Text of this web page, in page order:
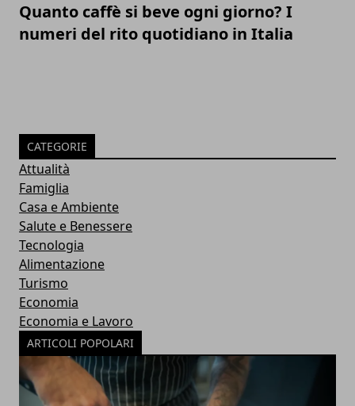
Quanto caffè si beve ogni giorno? I
numeri del rito quotidiano in Italia
CATEGORIE
Attualità
Famiglia
Casa e Ambiente
Salute e Benessere
Tecnologia
Alimentazione
Turismo
Economia
Economia e Lavoro
ARTICOLI POPOLARI